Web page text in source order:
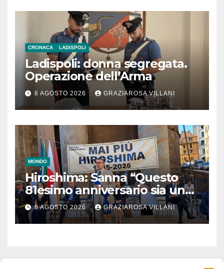
CRONACA LADISPOLI
Ladispoli: donna segregata.
Operazione dell’Arma
6 AGOSTO 2026 GRAZIAROSA VILLANI
MONDO
Hiroshima: Sanna “Questo
81esimo anniversario sia un
monito per tutti”
6 AGOSTO 2026 GRAZIAROSA VILLANI